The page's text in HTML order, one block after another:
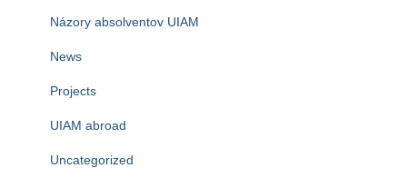
Názory absolventov UIAM
News
Projects
UIAM abroad
Uncategorized